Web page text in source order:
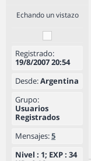
Echando un vistazo
Registrado:
19/8/2007 20:54
Desde:Argentina
Grupo:
Usuarios
Registrados
Mensajes:5
Nivel : 1; EXP : 34